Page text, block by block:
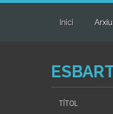
Inici Arxiu
TÍTOL